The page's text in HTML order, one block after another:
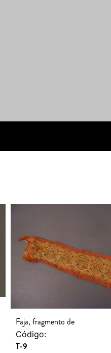
Faja, fragmento de
Código:
T-9